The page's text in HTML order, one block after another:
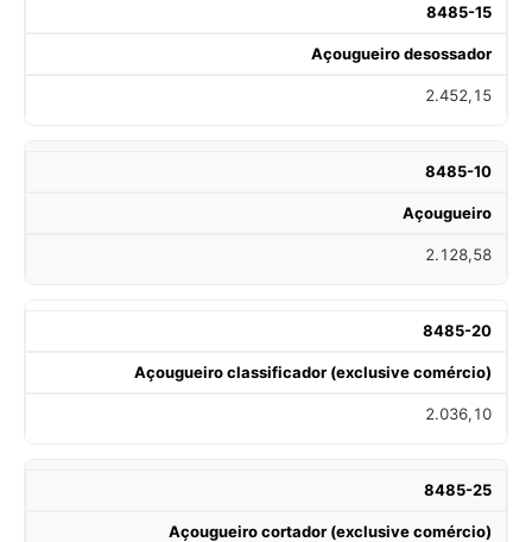
8485-15
Açougueiro desossador
2.452,15
8485-10
Açougueiro
2.128,58
8485-20
Açougueiro classificador (exclusive comércio)
2.036,10
8485-25
Açougueiro cortador (exclusive comércio)